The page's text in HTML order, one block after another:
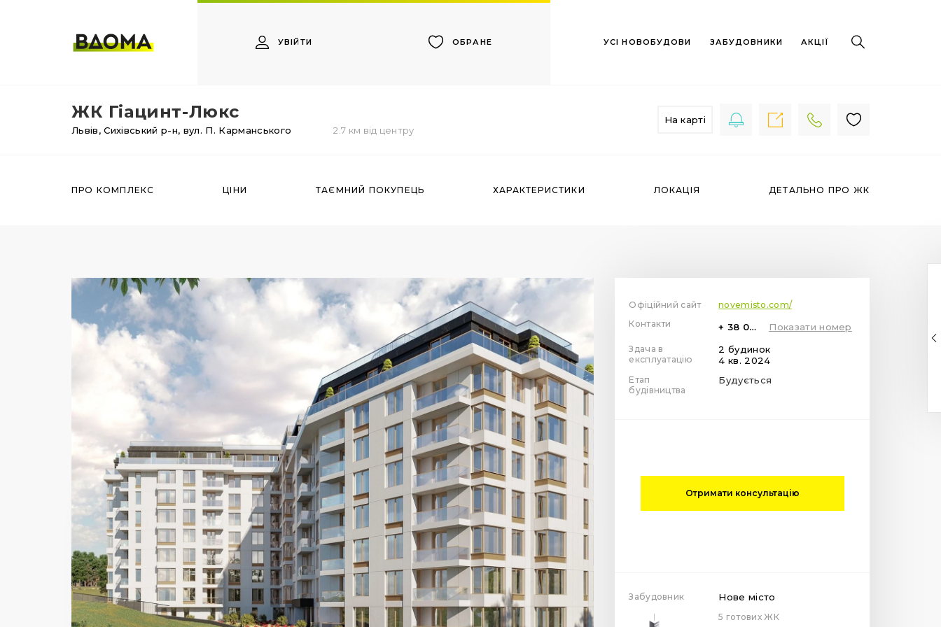
УВІЙТИ ОБРАНЕ УСІ НОВОБУДОВИ ЗАБУДОВНИКИ АКЦІЇ
ЖК Гіацинт-Люкс
Львів,Сихівський р-н, вул. П. Карманського 2.7 км від центру
На карті
ПРО КОМПЛЕКС ЦІНИ ТАЄМНИЙ ПОКУПЕЦЬ ХАРАКТЕРИСТИКИ ЛОКАЦІЯ ДЕТАЛЬНО ПРО ЖК
Офіційний сайт
novemisto.com/
Контакти
+ 38 099 78 78 287 Показати номер
Здача в
експлуатацію
2 будинок
4 кв. 2024
Етап
будівництва
Будується
Отримати консультацію
Забудовник Нове місто
5 готових ЖК